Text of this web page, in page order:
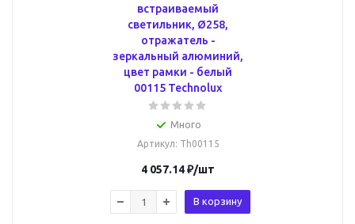
встраиваемый
светильник, Ø258,
отражатель -
зеркальный алюминий,
цвет рамки - белый
00115 Technolux
Много
Артикул: Th00115
4 057.14₽/шт
В корзину